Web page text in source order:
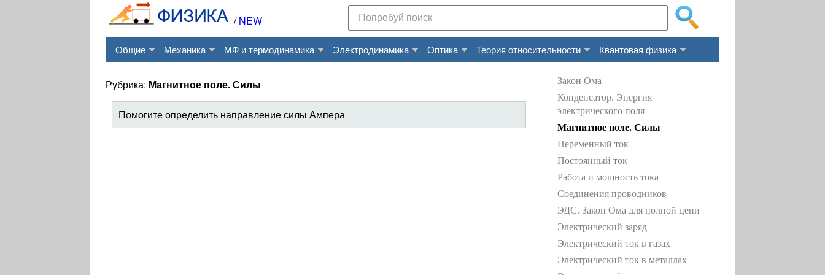
/NEW
Общие Механика МФ и термодинамика Электродинамика Оптика Теория относительности Квантовая физика
Рубрика: Магнитное поле. Силы
Помогите определить направление силы Ампера
Закон Ома
Конденсатор. Энергия
электрического поля
Магнитное поле. Силы
Переменный ток
Постоянный ток
Работа и мощность тока
Соединения проводников
ЭДС. Закон Ома для полной цепи
Электрический заряд
Электрический ток в газах
Электрический ток в металлах